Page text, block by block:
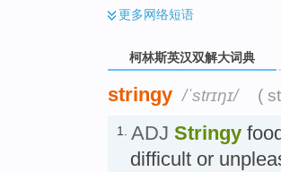
更多网络短语
柯林斯英汉双解大词典
stringy /ˈstrɪŋɪ/ (
1. ADJ Stringy
difficult or